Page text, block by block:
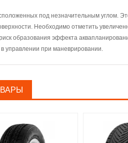
под незначительным углом.
Необходимо отметить
образования эффекта
управлении при маневрировании.